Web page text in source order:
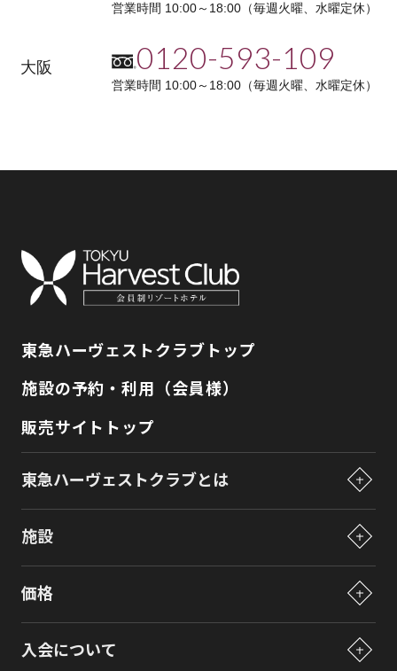
営業時間 10:00～18:00（毎週火曜、水曜定休）
大阪 0120-593-109
営業時間 10:00～18:00（毎週火曜、水曜定休）
東急ハーヴェストクラブトップ
施設の予約・利用（会員様）
販売サイトトップ
東急ハーヴェストクラブとは
ご利用方法
ブログで分かる東急ハーヴェストクラブ
施設
シリーズラインナップ
価格
入会について